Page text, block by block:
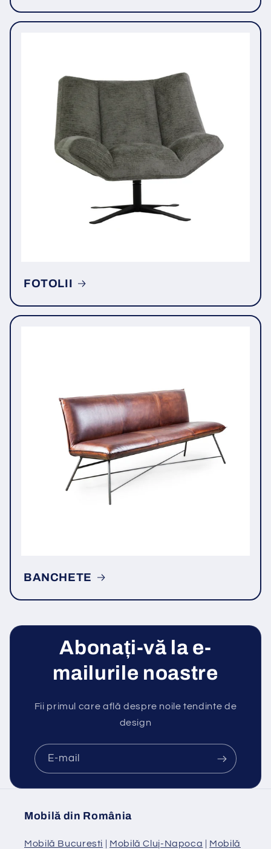
FOTOLII
BANCHETE
Abonați-vă la e-
mailurile noastre
Fii primul care află despre noile tendinte de
design
E-mail
Mobilă din România
Mobilă Bucuresti | Mobilă Cluj-Napoca | Mobilă